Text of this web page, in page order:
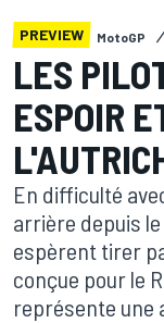
PREVIEW MotoGP
LES
ESPOIR
En difficulté
arrière depuis
espèrent tirer
conçue pour le
représente une